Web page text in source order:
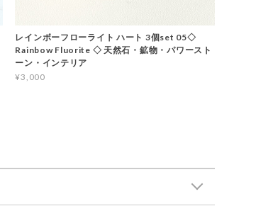
レインボーフローライト ハート 3個set 05◇
Rainbow Fluorite ◇ 天然石・鉱物・パワースト
ーン・インテリア
¥3,000